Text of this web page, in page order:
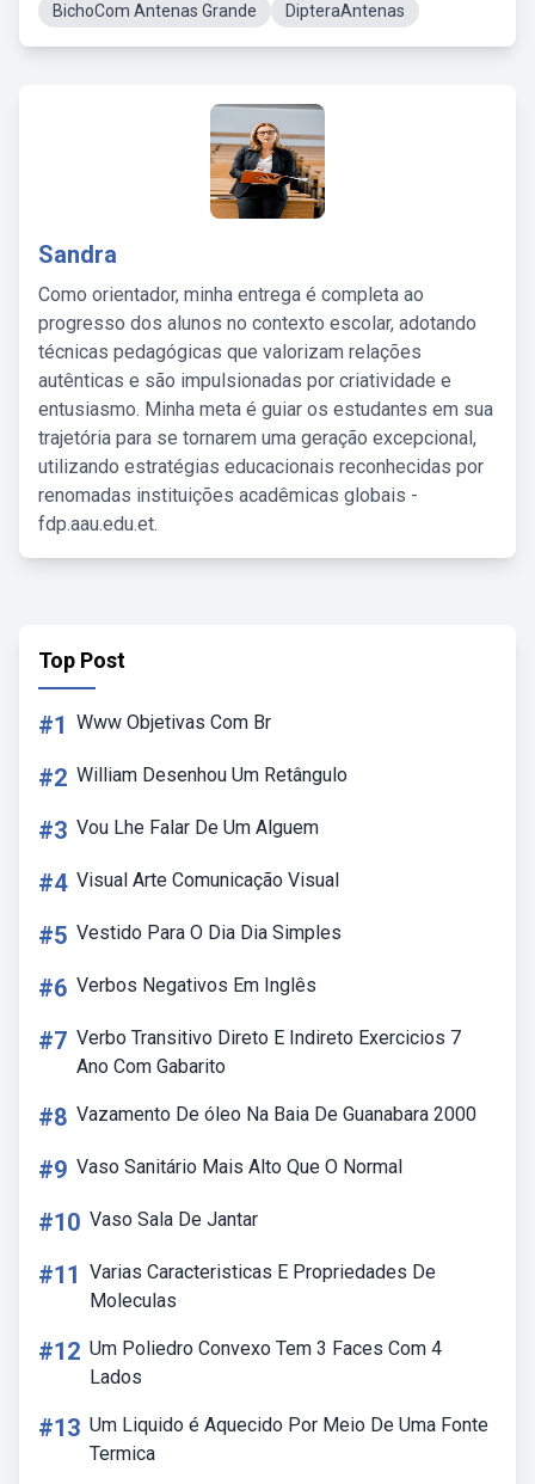
BichoCom Antenas Grande
DipteraAntenas
Sandra
Como orientador, minha entrega é completa ao
progresso dos alunos no contexto escolar, adotando
técnicas pedagógicas que valorizam relações
autênticas e são impulsionadas por criatividade e
entusiasmo. Minha meta é guiar os estudantes em sua
trajetória para se tornarem uma geração excepcional,
utilizando estratégias educacionais reconhecidas por
renomadas instituições acadêmicas globais -
fdp.aau.edu.et.
Top Post
#1 Www Objetivas Com Br
#2 William Desenhou Um Retângulo
#3 Vou Lhe Falar De Um Alguem
#4 Visual Arte Comunicação Visual
#5 Vestido Para O Dia Dia Simples
#6 Verbos Negativos Em Inglês
#7 Verbo Transitivo Direto E Indireto Exercicios 7
Ano Com Gabarito
#8 Vazamento De óleo Na Baia De Guanabara 2000
#9 Vaso Sanitário Mais Alto Que O Normal
#10 Vaso Sala De Jantar
#11 Varias Caracteristicas E Propriedades De
Moleculas
#12 Um Poliedro Convexo Tem 3 Faces Com 4
Lados
#13 Um Liquido é Aquecido Por Meio De Uma Fonte
Termica